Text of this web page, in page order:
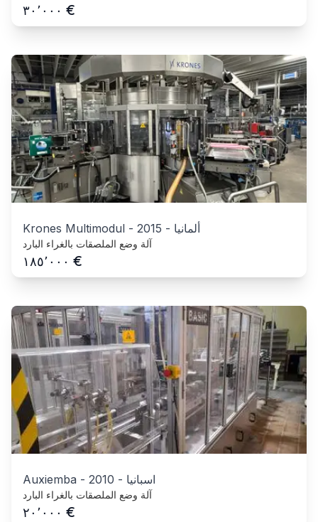
٣٠٬٠٠٠ €
Krones Multimodul - 2015 - ألمانيا
آلة وضع الملصقات بالغراء البارد
١٨٥٬٠٠٠ €
Auxiemba - 2010 - اسبانيا
آلة وضع الملصقات بالغراء البارد
٢٠٬٠٠٠ €